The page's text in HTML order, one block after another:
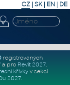
CZ | SK| EN | DE
registrovaných
a pro Revit 2027.
křivkyv sekci
2027.